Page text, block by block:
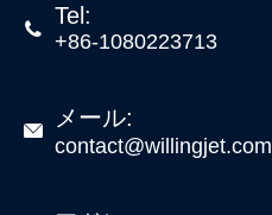
 Tel:
+86-1080223713
 メール:
contact@willingjet.com